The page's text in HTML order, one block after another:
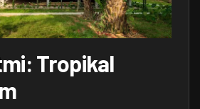
Tropikal